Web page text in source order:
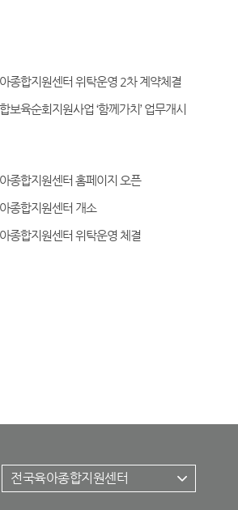
종합지원센터 위탁운영 2차 계약체결
보육순회지원사업 ‘함께가치’ 업무개시
종합지원센터 홈페이지 오픈
종합지원센터 개소
종합지원센터 위탁운영 체결
전국육아종합지원센터